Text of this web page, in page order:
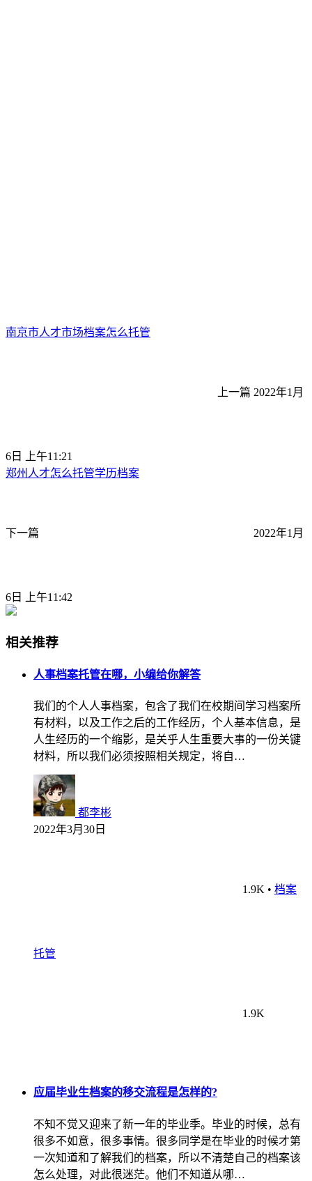
南京市人才市场档案怎么托管
上一篇 2022年1月
6日 上午11:21
郑州人才怎么托管学历档案
下一篇 2022年1月
6日 上午11:42
相关推荐
人事档案托管在哪，小编给你解答
我们的个人人事档案，包含了我们在校期间学习档案所
有材料，以及工作之后的工作经历，个人基本信息，是
人生经历的一个缩影，是关乎人生重要大事的一份关键
材料，所以我们必须按照相关规定，将自…
都李彬
2022年3月30日
1.9K • 档案
托管
1.9K
应届毕业生档案的移交流程是怎样的?
不知不觉又迎来了新一年的毕业季。毕业的时候，总有
很多不如意，很多事情。很多同学是在毕业的时候才第
一次知道和了解我们的档案，所以不清楚自己的档案该
怎么处理，对此很迷茫。他们不知道从哪…